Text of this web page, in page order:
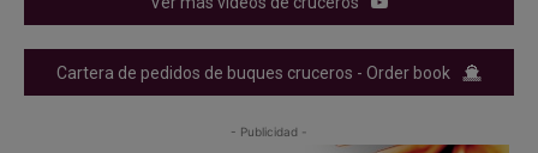
Cartera de pedidos de buques cruceros - Order book
- Publicidad -